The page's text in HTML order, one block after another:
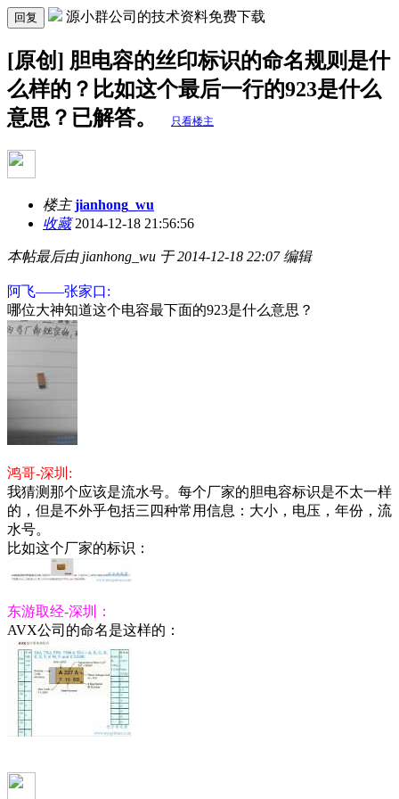
回复 源小群公司的技术资料免费下载
[原创] 胆电容的丝印标识的命名规则是什
么样的？比如这个最后一行的923是什么
意思？已解答。
只看楼主
楼主 jianhong_wu
收藏2014-12-18 21:56:56
本帖最后由 jianhong_wu 于 2014-12-18 22:07 编辑
阿飞——张家口:
哪位大神知道这个电容最下面的923是什么意思？
鸿哥-深圳:
我猜测那个应该是流水号。每个厂家的胆电容标识是不太一样
的，但是不外乎包括三四种常用信息：大小，电压，年份，流
水号。
比如这个厂家的标识：
东游取经-深圳：
AVX公司的命名是这样的：